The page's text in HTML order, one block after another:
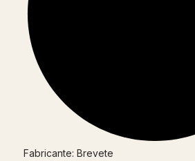
Fabricante: Brevete